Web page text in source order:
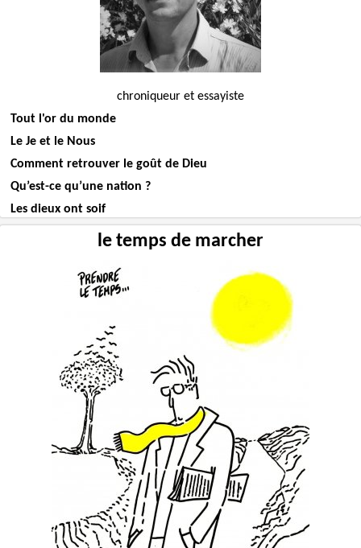
chroniqueur et essayiste
Tout l'or du monde
Le Je et le Nous
Comment retrouver le goût de Dieu
Qu’est-ce qu’une nation ?
Les dieux ont soif
le temps de marcher